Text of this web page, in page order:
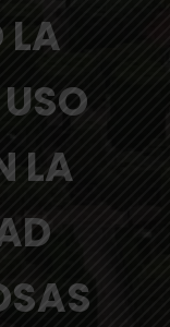
LA
LA